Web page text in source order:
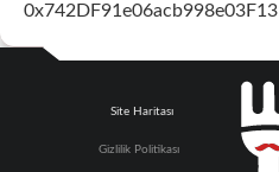
Site Haritası
Gizlilik Politikası